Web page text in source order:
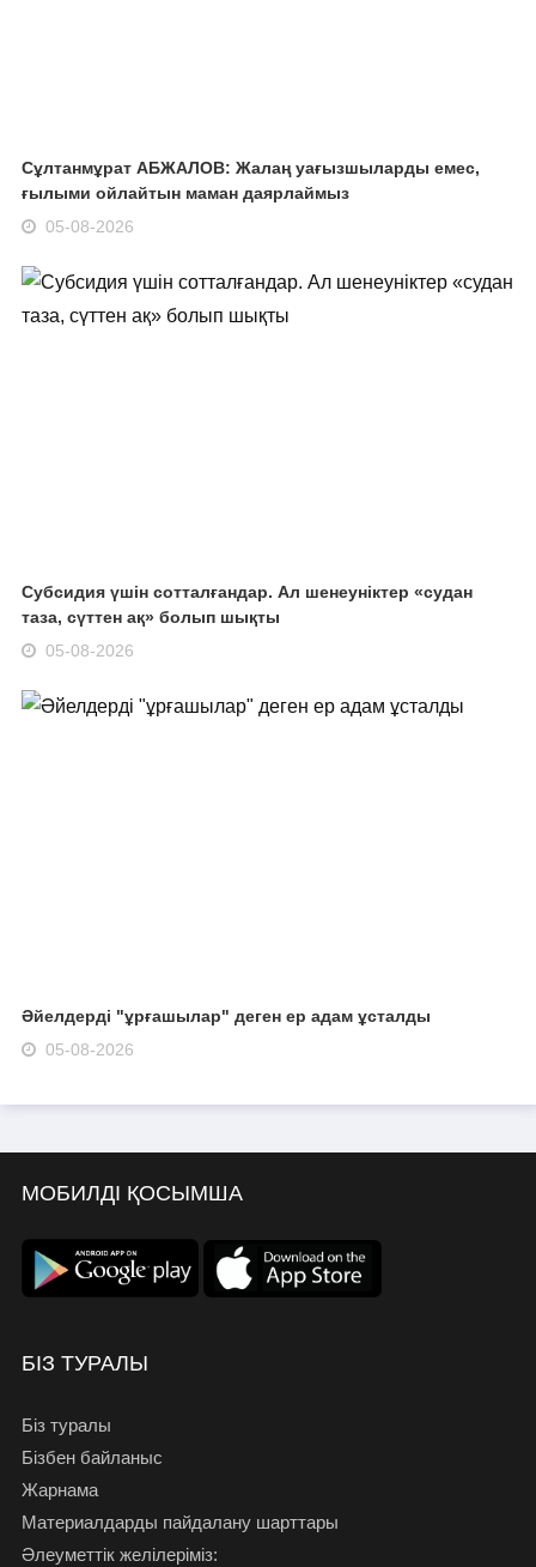
Сұлтанмұрат АБЖАЛОВ: Жалаң уағызшыларды емес,
ғылыми ойлайтын маман даярлаймыз
05-08-2026
Субсидия үшін сотталғандар. Ал шенеуніктер «судан
таза, сүттен ақ» болып шықты
05-08-2026
Әйелдерді "ұрғашылар" деген ер адам ұсталды
05-08-2026
МОБИЛДІ ҚОСЫМША
БІЗ ТУРАЛЫ
Біз туралы
Бізбен байланыс
Жарнама
Материалдарды пайдалану шарттары
Әлеуметтік желілеріміз: